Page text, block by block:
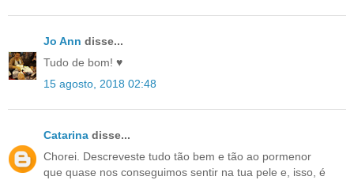
Jo Ann disse...
Tudo de bom! ♥
15 agosto, 2018 02:48
Catarina disse...
Chorei. Descreveste tudo tão bem e tão ao pormenor
que quase nos conseguimos sentir na tua pele e, isso, é